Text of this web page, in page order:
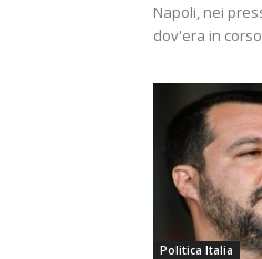
Napoli, nei
dov'era in
Politica Italia